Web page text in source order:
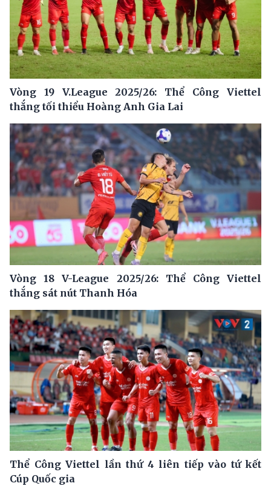
Vòng 19 V.League 2025/26: Thể Công Viettel
thắng tối thiểu Hoàng Anh Gia Lai
Vòng 18 V-League 2025/26: Thể Công Viettel
thắng sát nút Thanh Hóa
Thể Công Viettel lần thứ 4 liên tiếp vào tứ kết
Cúp Quốc gia